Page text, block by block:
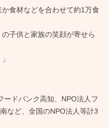
食材などを合わせて約1万食
子供と家族の笑顔が寄せら
ードバンク高知、NPO法人フ
など、全国のNPO法人等計3